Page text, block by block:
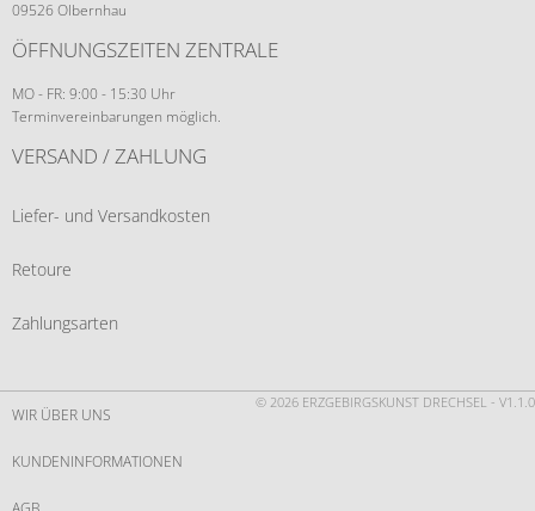
09526 Olbernhau
ÖFFNUNGSZEITEN ZENTRALE
MO - FR: 9:00 - 15:30 Uhr
Terminvereinbarungen möglich.
VERSAND / ZAHLUNG
Liefer- und Versandkosten
Retoure
Zahlungsarten
© 2026 ERZGEBIRGSKUNST DRECHSEL - V1.1.0
WIR ÜBER UNS
KUNDENINFORMATIONEN